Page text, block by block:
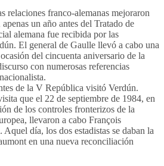
relaciones franco-alemanas mejoraron
un año antes del Tratado de
alemana fue recibida por las
El general de Gaulle llevó a cabo una
del cincuenta aniversario de la
con numerosas referencias
de la V República visitó Verdún.
que el 22 de septiembre de 1984, en
de los controles fronterizos de la
llevaron a cabo François
día, los dos estadistas se daban la
en una nueva reconciliación